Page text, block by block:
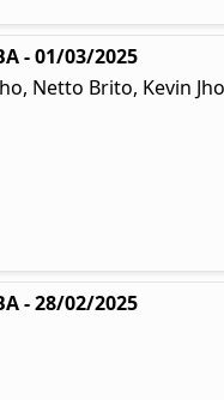
- 01/03/2025
Netto Brito, Kevin
- 28/02/2025